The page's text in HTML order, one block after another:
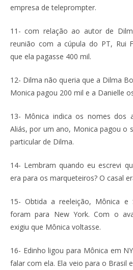
empresa de teleprompter.
11- com relação ao autor de
reunião com a cúpula do PT, Rui
que ela pagasse 400 mil.
12- Dilma não queria que a Dilma
Monica pagou 200 mil e a Danielle
13- Mônica indica os nomes dos
Aliás, por um ano, Monica pagou o
particular de Dilma.
14- Lembram quando eu escrevi
era para os marqueteiros? O casal
15- Obtida a reeleição, Mônica e
foram para New York. Com o
exigiu que Mônica voltasse.
16- Edinho ligou para Mônica em
falar com ela. Ela veio para o Brasil